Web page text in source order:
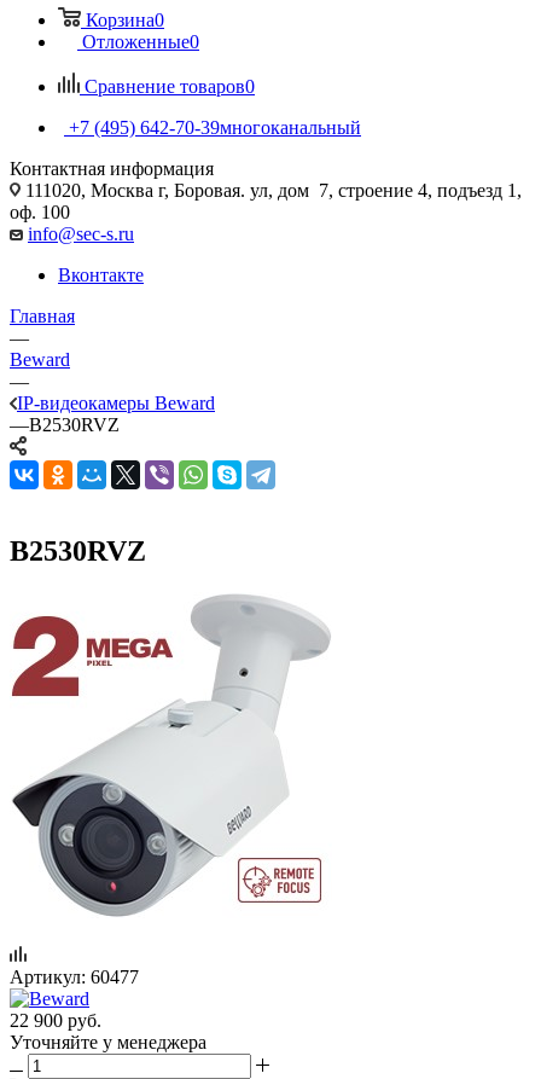
Корзина0
Отложенные0
Сравнение товаров0
+7 (495) 642-70-39многоканальный
Контактная информация
111020, Москва г, Боровая. ул, дом 7, строение 4, подъезд 1,
оф. 100
info@sec-s.ru
Вконтакте
Главная
—
Beward
—
IP-видеокамеры Beward
—B2530RVZ
B2530RVZ
Артикул: 60477
22 900 руб.
Уточняйте у менеджера